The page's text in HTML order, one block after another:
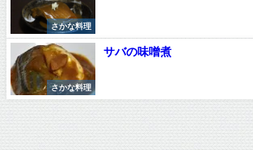
さかな料理
さかな料理
サバの味噌煮